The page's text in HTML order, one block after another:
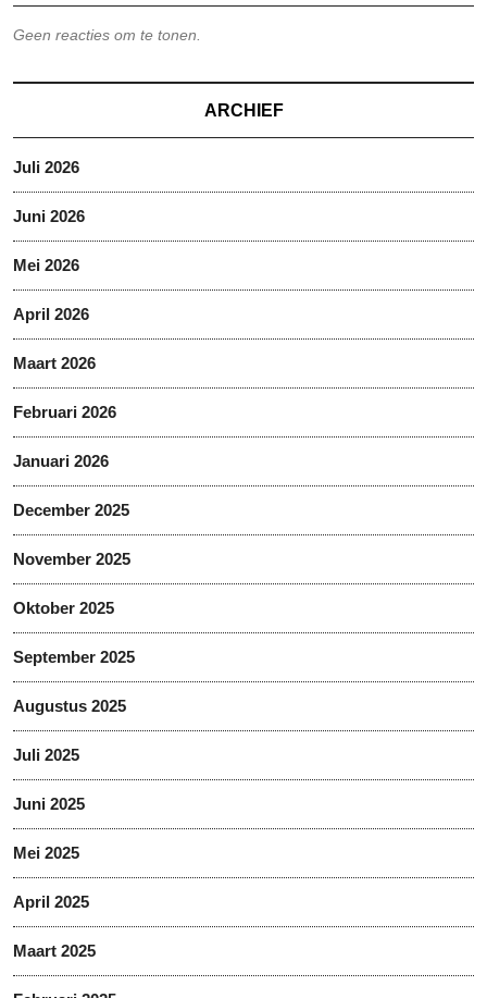
Geen reacties om te tonen.
ARCHIEF
Juli 2026
Juni 2026
Mei 2026
April 2026
Maart 2026
Februari 2026
Januari 2026
December 2025
November 2025
Oktober 2025
September 2025
Augustus 2025
Juli 2025
Juni 2025
Mei 2025
April 2025
Maart 2025